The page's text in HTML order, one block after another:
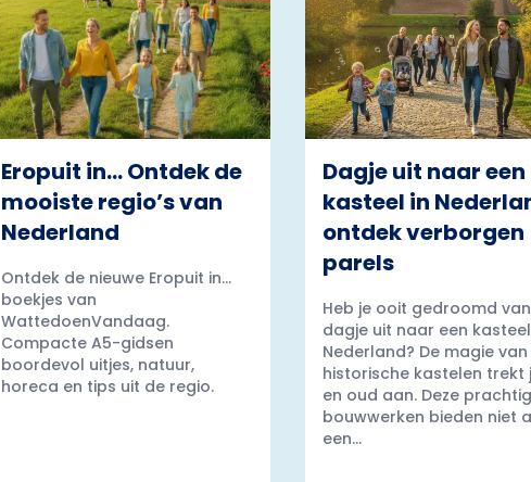
Eropuit in… Ontdek de
mooiste regio’s van
Nederland
Ontdek de nieuwe Eropuit in...
boekjes van
WattedoenVandaag.
Compacte A5-gidsen
boordevol uitjes, natuur,
horeca en tips uit de regio.
Dagje uit naar een
kasteel in
ontdek verborgen
parels
Heb je ooit gedroomd
dagje uit naar een
Nederland? De magie van
historische kastelen trekt
en oud aan. Deze
bouwwerken bieden niet
een...